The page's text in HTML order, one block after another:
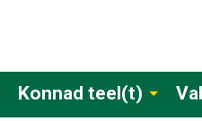
Konnad teel(t)